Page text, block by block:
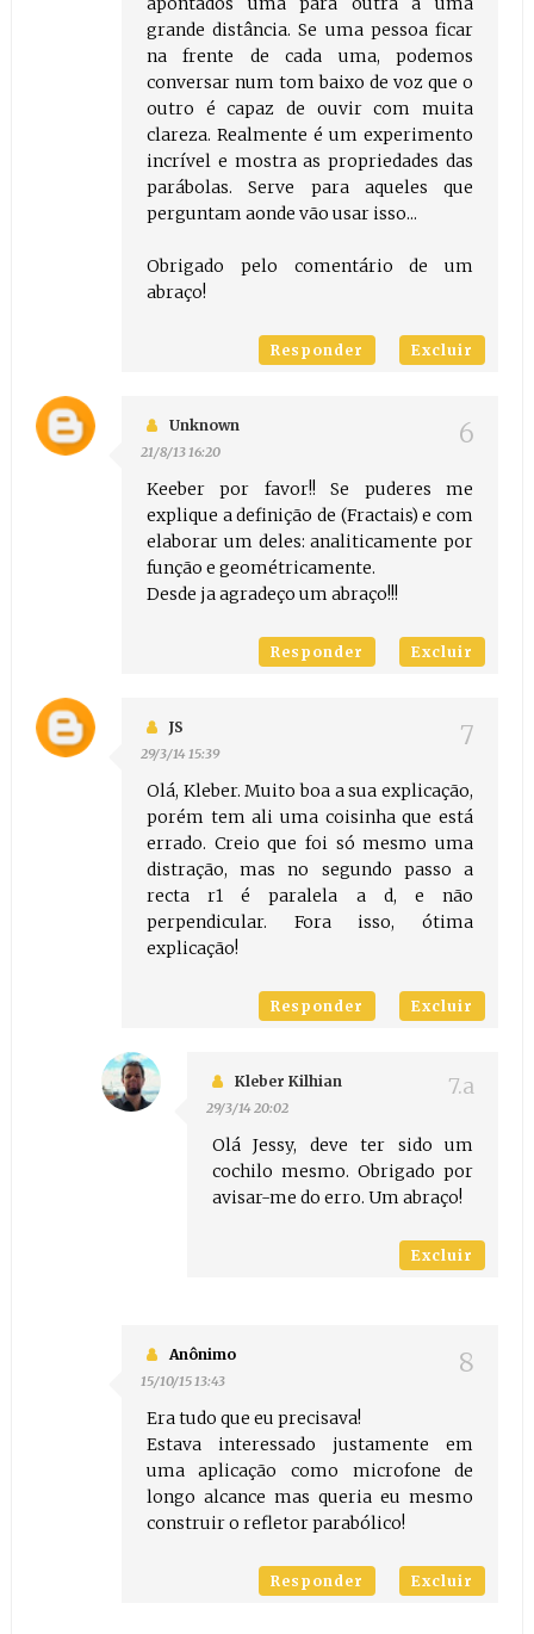
grande distância. Se uma pessoa ficar
na frente de cada uma, podemos
conversar num tom baixo de voz que o
outro é capaz de ouvir com muita
clareza. Realmente é um experimento
incrível e mostra as propriedades das
parábolas. Serve para aqueles que
perguntam aonde vão usar isso...
Obrigado pelo comentário de um
abraço!
Responder Excluir
Unknown
21/8/13 16:20
Keeber por favor!! Se puderes me
explique a definição de (Fractais) e com
elaborar um deles: analiticamente por
função e geométricamente.
Desde ja agradeço um abraço!!!
Responder Excluir
JS
29/3/14 15:39
Olá, Kleber. Muito boa a sua explicação,
porém tem ali uma coisinha que está
errado. Creio que foi só mesmo uma
distração, mas no segundo passo a
recta r1 é paralela a d, e não
perpendicular. Fora isso, ótima
explicação!
Responder Excluir
Kleber Kilhian
29/3/14 20:02
Olá Jessy, deve ter sido um
cochilo mesmo. Obrigado por
avisar-me do erro. Um abraço!
Excluir
Anônimo
15/10/15 13:43
Era tudo que eu precisava!
Estava interessado justamente em
uma aplicação como microfone de
longo alcance mas queria eu mesmo
construir o refletor parabólico!
Responder Excluir